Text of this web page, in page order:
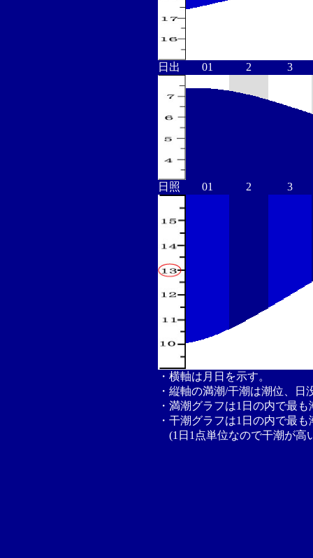
日出 01 2 3
日照 01 2 3
・横軸は月日を示す。
・縦軸の満潮/干潮は潮位、
・満潮グラフは1日の内で最
・干潮グラフは1日の内で最
(1日1点単位なので干潮が高